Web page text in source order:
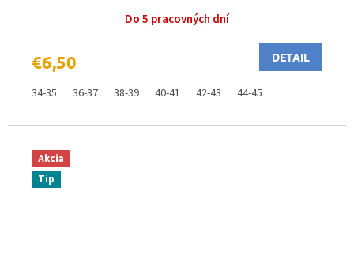
Do 5 pracovných dní
€6,50 DETAIL
34-35 36-37 38-39 40-41 42-43 44-45
Akcia
Tip